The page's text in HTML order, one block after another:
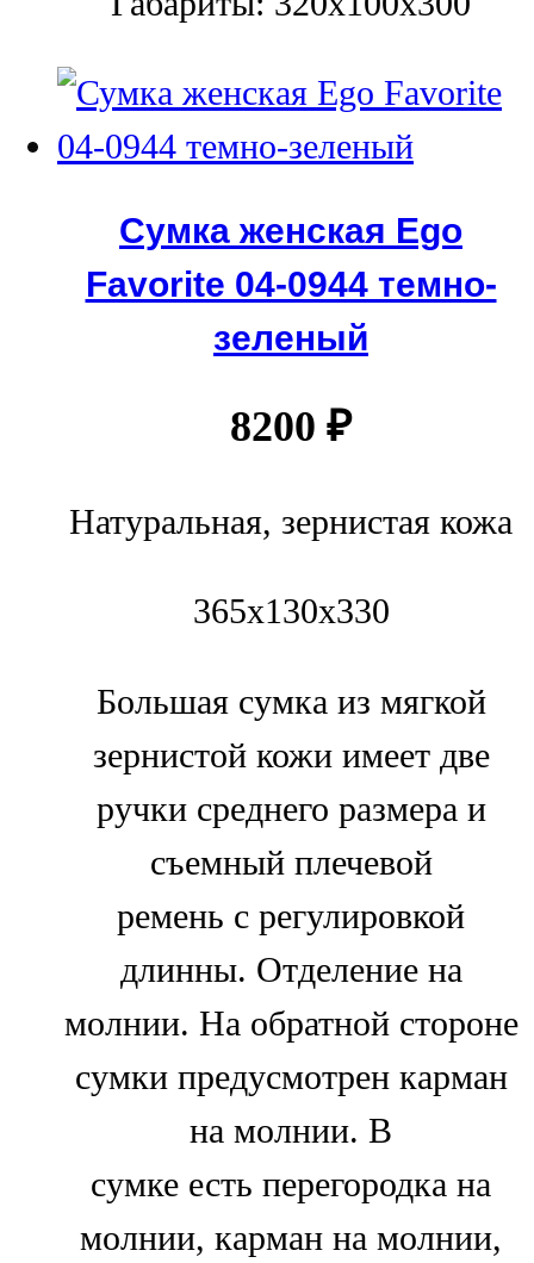
Сумка женская Ego
Favorite 04-0944 темно-
зеленый
8200 ₽
Натуральная, зернистая кожа
365х130х330
Большая сумка из мягкой
зернистой кожи имеет две
ручки среднего размера и
съемный плечевой
ремень с регулировкой
длинны. Отделение на
молнии. На обратной стороне
сумки предусмотрен карман
на молнии. В
сумке есть перегородка на
молнии, карман на молнии,